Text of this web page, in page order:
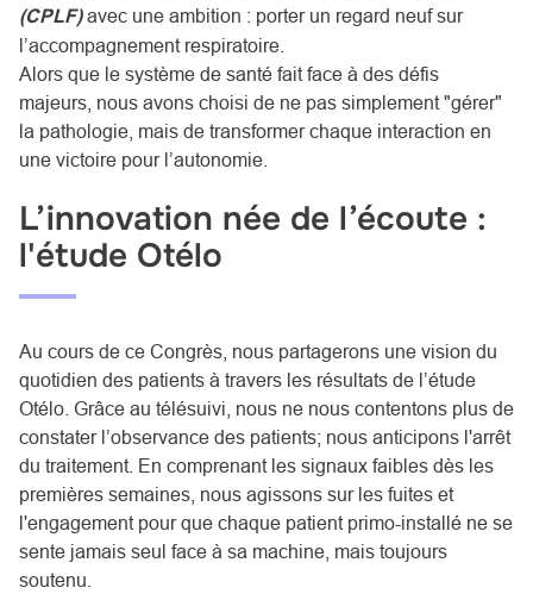
(CPLF)avec une ambition : porter un regard neuf sur
l’accompagnement respiratoire.
Alors que le système de santé fait face à des défis
majeurs, nous avons choisi de ne pas simplement "gérer"
la pathologie, mais de transformer chaque interaction en
une victoire pour l’autonomie.
L’innovation née de l’écoute :
l'étude Otélo
Au cours de ce Congrès, nous partagerons une vision du
quotidien des patients à travers les résultats de l’étude
Otélo. Grâce au télésuivi, nous ne nous contentons plus de
constater l’observance des patients; nous anticipons l'arrêt
du traitement. En comprenant les signaux faibles dès les
premières semaines, nous agissons sur les fuites et
l'engagement pour que chaque patient primo-installé ne se
sente jamais seul face à sa machine, mais toujours
soutenu.